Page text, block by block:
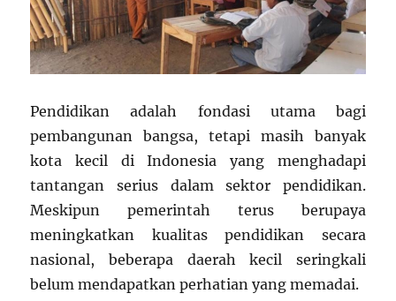
Pendidikan adalah fondasi utama bagi
pembangunan bangsa, tetapi masih banyak
kota kecil di Indonesia yang menghadapi
tantangan serius dalam sektor pendidikan.
Meskipun pemerintah terus berupaya
meningkatkan kualitas pendidikan secara
nasional, beberapa daerah kecil seringkali
belum mendapatkan perhatian yang memadai.